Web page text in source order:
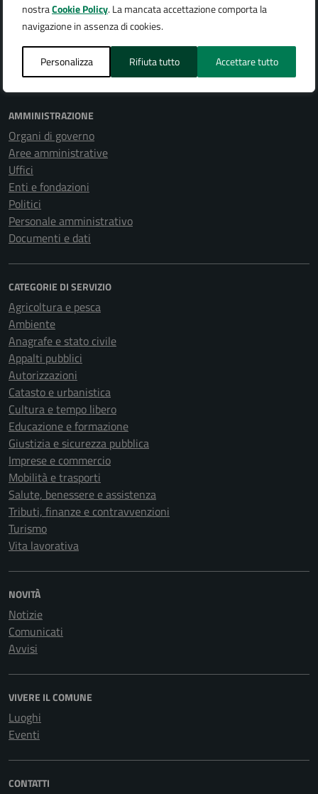
nostraCookie Policy. La mancata accettazione comporta la
navigazione in assenza di cookies.
Personalizza Rifiuta tutto Accettare tutto
Città di Arona
AMMINISTRAZIONE
Organi di governo
Aree amministrative
Uffici
Enti e fondazioni
Politici
Personale amministrativo
Documenti e dati
CATEGORIE DI SERVIZIO
Agricoltura e pesca
Ambiente
Anagrafe e stato civile
Appalti pubblici
Autorizzazioni
Catasto e urbanistica
Cultura e tempo libero
Educazione e formazione
Giustizia e sicurezza pubblica
Imprese e commercio
Mobilità e trasporti
Salute, benessere e assistenza
Tributi, finanze e contravvenzioni
Turismo
Vita lavorativa
NOVITÀ
Notizie
Comunicati
Avvisi
VIVERE IL COMUNE
Luoghi
Eventi
CONTATTI